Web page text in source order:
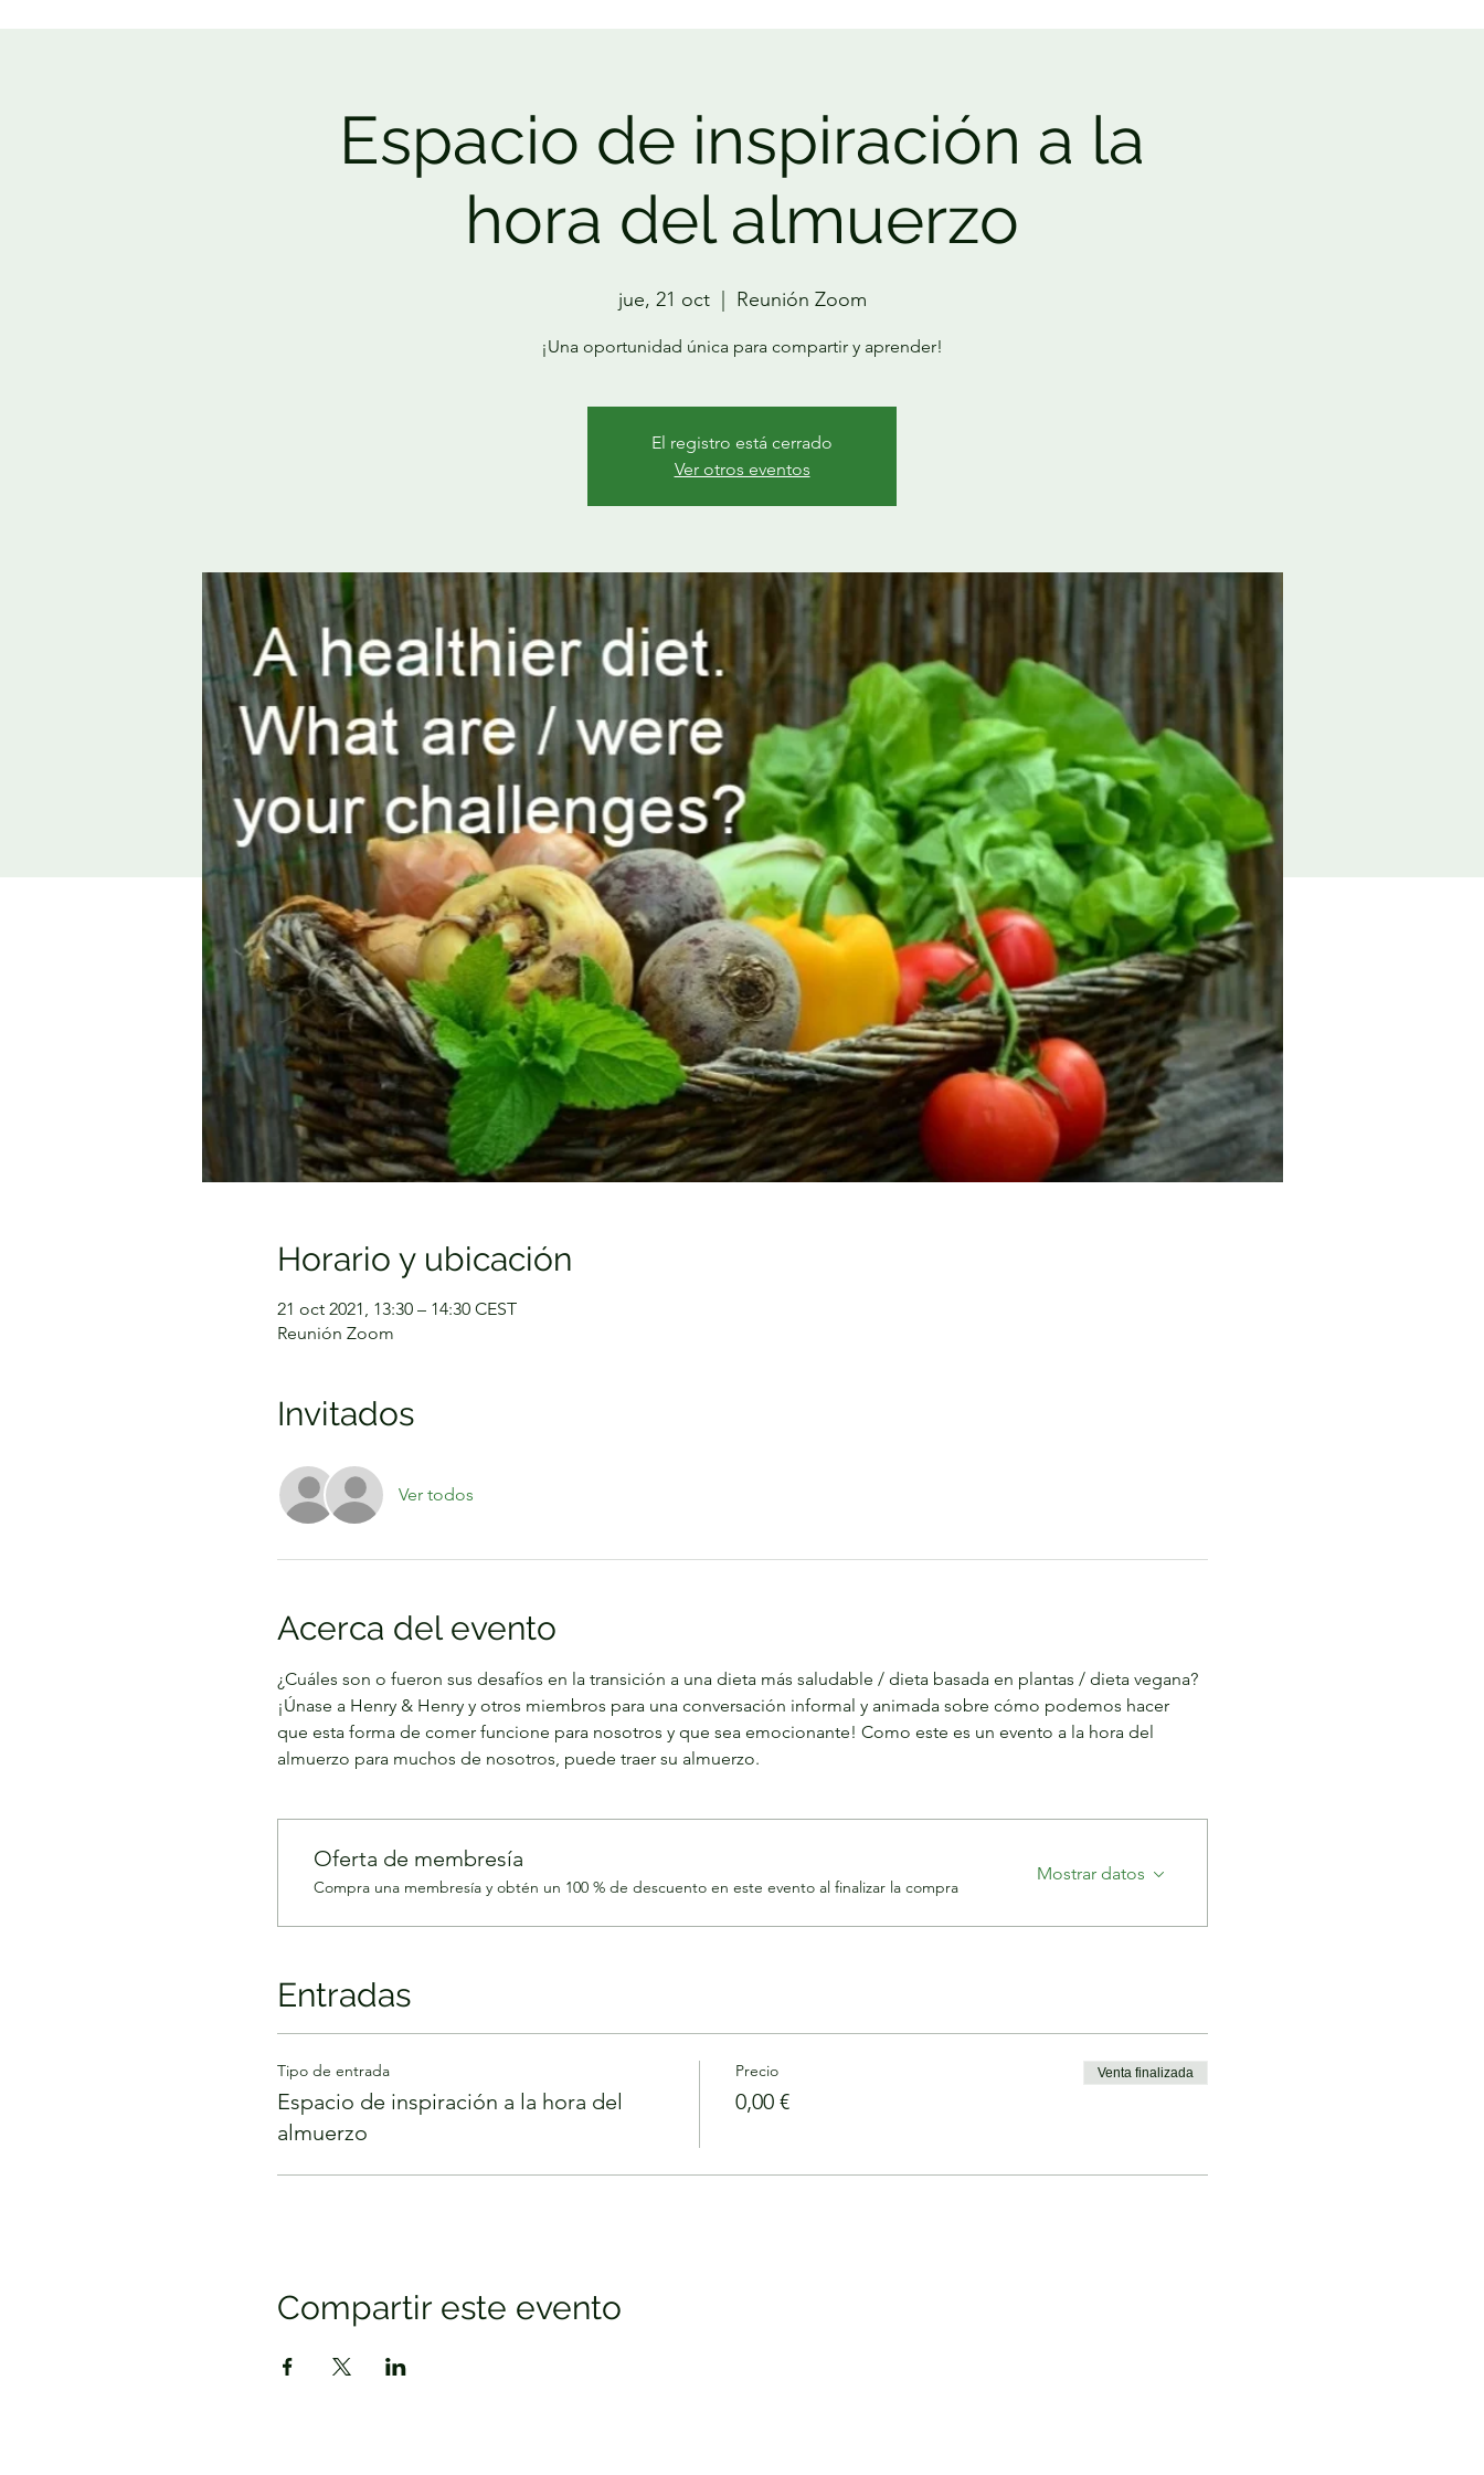
Espacio de inspiración a la
hora del almuerzo
jue, 21 oct
  |
Reunión Zoom
¡Una oportunidad única para compartir y aprender!
El registro está cerrado
Ver otros eventos
Horario y ubicación
21 oct 2021, 13:30 – 14:30 CEST
Reunión Zoom
Invitados
Ver todos
Acerca del evento
¿Cuáles son o fueron sus desafíos en la transición a una dieta más saludable / dieta basada en plantas / dieta vegana?
¡Únase a Henry & Henry y otros miembros para una conversación informal y animada sobre cómo podemos hacer
que esta forma de comer funcione para nosotros y que sea emocionante! Como este es un evento a la hora del
almuerzo para muchos de nosotros, puede traer su almuerzo.
Oferta de membresía
Compra una membresía y obtén un 100 % de descuento en este evento al finalizar la compra
Mostrar datos
Entradas
Tipo de entrada
Espacio de inspiración a la hora del
almuerzo
Precio
0,00 €
Venta finalizada
Compartir este evento